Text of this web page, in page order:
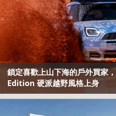
鎖定喜歡上山下海的戶外買
Edition 硬派越野風格上身